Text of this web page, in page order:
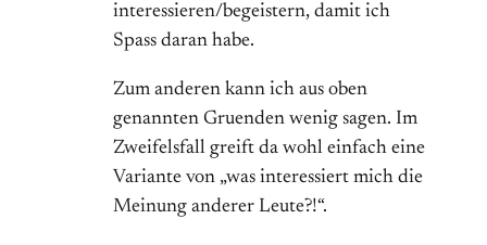
interessieren/begeistern, damit ich
Spass daran habe.
Zum anderen kann ich aus oben
genannten Gruenden wenig sagen. Im
Zweifelsfall greift da wohl einfach eine
Variante von „was interessiert mich die
Meinung anderer Leute?!“.